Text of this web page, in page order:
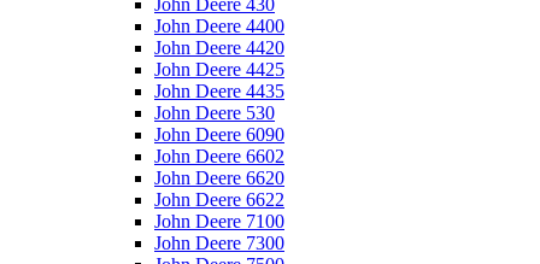
John Deere 430
John Deere 4400
John Deere 4420
John Deere 4425
John Deere 4435
John Deere 530
John Deere 6090
John Deere 6602
John Deere 6620
John Deere 6622
John Deere 7100
John Deere 7300